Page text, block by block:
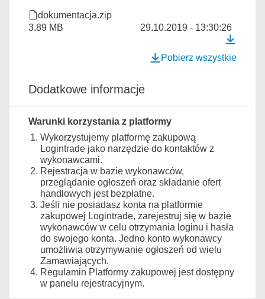
dokumentacja.zip
3.89 MB
29.10.2019 - 13:30:26
Pobierz wszystkie
Dodatkowe informacje
Warunki korzystania z platformy
Wykorzystujemy platformę zakupową
Logintrade jako narzędzie do kontaktów z
wykonawcami.
Rejestracja w bazie wykonawców,
przeglądanie ogłoszeń oraz składanie ofert
handlowych jest bezpłatne.
Jeśli nie posiadasz konta na platformie
zakupowej Logintrade, zarejestruj się w bazie
wykonawców w celu otrzymania loginu i hasła
do swojego konta. Jedno konto wykonawcy
umożliwia otrzymywanie ogłoszeń od wielu
Zamawiających.
Regulamin Platformy zakupowej jest dostępny
w panelu rejestracyjnym.